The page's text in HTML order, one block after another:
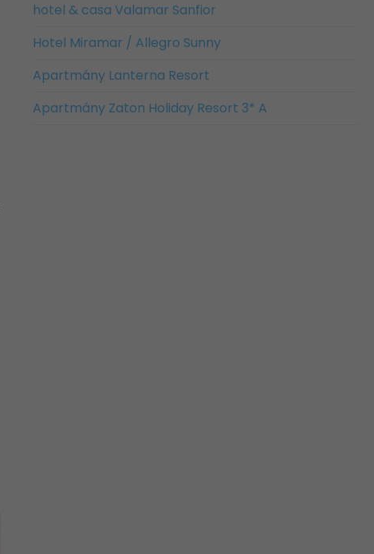
hotel & casa Valamar Sanfior
Hotel Miramar / Allegro Sunny
Apartmány Lanterna Resort
Apartmány Zaton Holiday Resort 3* A